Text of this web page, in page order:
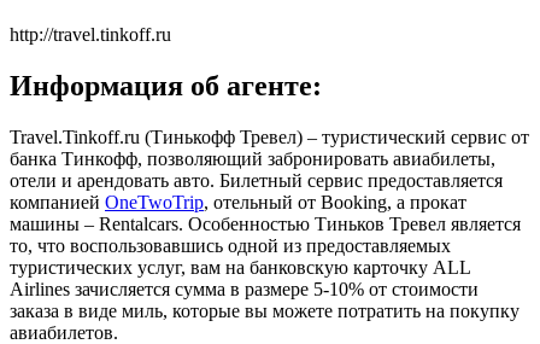
http://travel.tinkoff.ru
Информация об агенте:
Travel.Tinkoff.ru (Тинькофф Тревел) – туристический сервис от
банка Тинкофф, позволяющий забронировать авиабилеты,
отели и арендовать авто. Билетный сервис предоставляется
компанией OneTwoTrip, отельный от Booking, а прокат
машины – Rentalcars. Особенностью Тиньков Тревел является
то, что воспользовавшись одной из предоставляемых
туристических услуг, вам на банковскую карточку ALL
Airlines зачисляется сумма в размере 5-10% от стоимости
заказа в виде миль, которые вы можете потратить на покупку
авиабилетов.